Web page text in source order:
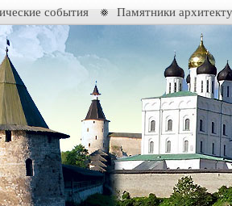
события Памятники